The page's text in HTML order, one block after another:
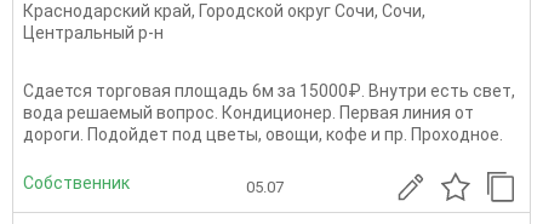
Краснодарский край, Городской округ Сочи, Сочи,
Центральный р-н
Сдается торговая площадь 6м за 15000₽. Внутри есть свет,
вода решаемый вопрос. Кондиционер. Первая линия от
дороги. Подойдет под цветы, овощи, кофе и пр. Проходное.
Собственник 05.07